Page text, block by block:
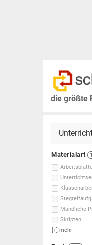
die größte
Materialart
Mündliche
Skripten
[+] mehr